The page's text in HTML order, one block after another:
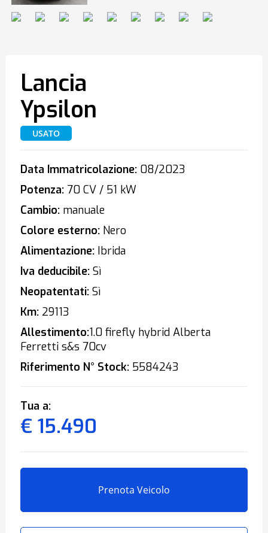
Lancia
Ypsilon
USATO
Data Immatricolazione:08/2023
Potenza:70 CV / 51 kW
Cambio:manuale
Colore esterno:Nero
Alimentazione:Ibrida
Iva deducibile:Sì
Neopatentati:Sì
Km:29113
Allestimento:1.0 firefly hybrid Alberta
Ferretti s&s 70cv
Riferimento N° Stock:5584243
Tua a:
€ 15.490
Prenota Veicolo